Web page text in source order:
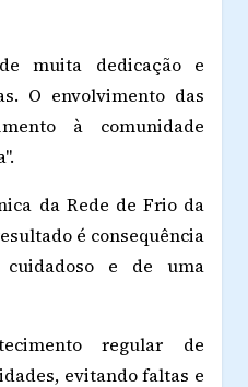
muita dedicação e
O envolvimento das
à comunidade
da Rede de Frio da
é consequência
e de uma
regular de
evitando faltas e